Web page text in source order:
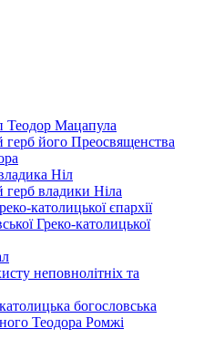
Теодор Мацапула
герб його Преосвященства
Ніл
владики Ніла
католицької єпархії
Греко-католицької
неповнолітніх та
богословська
Теодора Ромжі